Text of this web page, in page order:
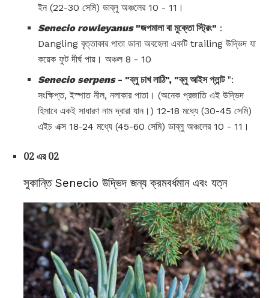
ইন (22-30 সেমি) ডাব্লু অঞ্চলের 10 - 11।
Senecio rowleyanus"জপমালা বা মুক্তো স্ট্রিং" :
Dangling বৃত্তাকার পাতা ডানা অবহেলা একটি trailing উদ্ভিদ যা
কয়েক ফুট দীর্ঘ পায়। অঞ্চল 8 - 10
Senecio serpens- "ব্লু চাখ লাঠি", "ব্লু আইস প্লান্ট":
সংক্ষিপ্ত, ইস্পাত নীল, নলাকার পাতা। (অনেক প্রজাতি এই উদ্ভিদ
হিসাবে একই সাধারণ নাম দ্বারা যান।) 12-18 মধ্যে (30-45 সেমি)
এইচ এক্স 18-24 মধ্যে (45-60 সেমি) ডাব্লু অঞ্চলের 10 - 11।
02 এর 02
সুকান্তি Senecio উদ্ভিদ জন্য ক্রমবর্ধমান এবং যত্ন